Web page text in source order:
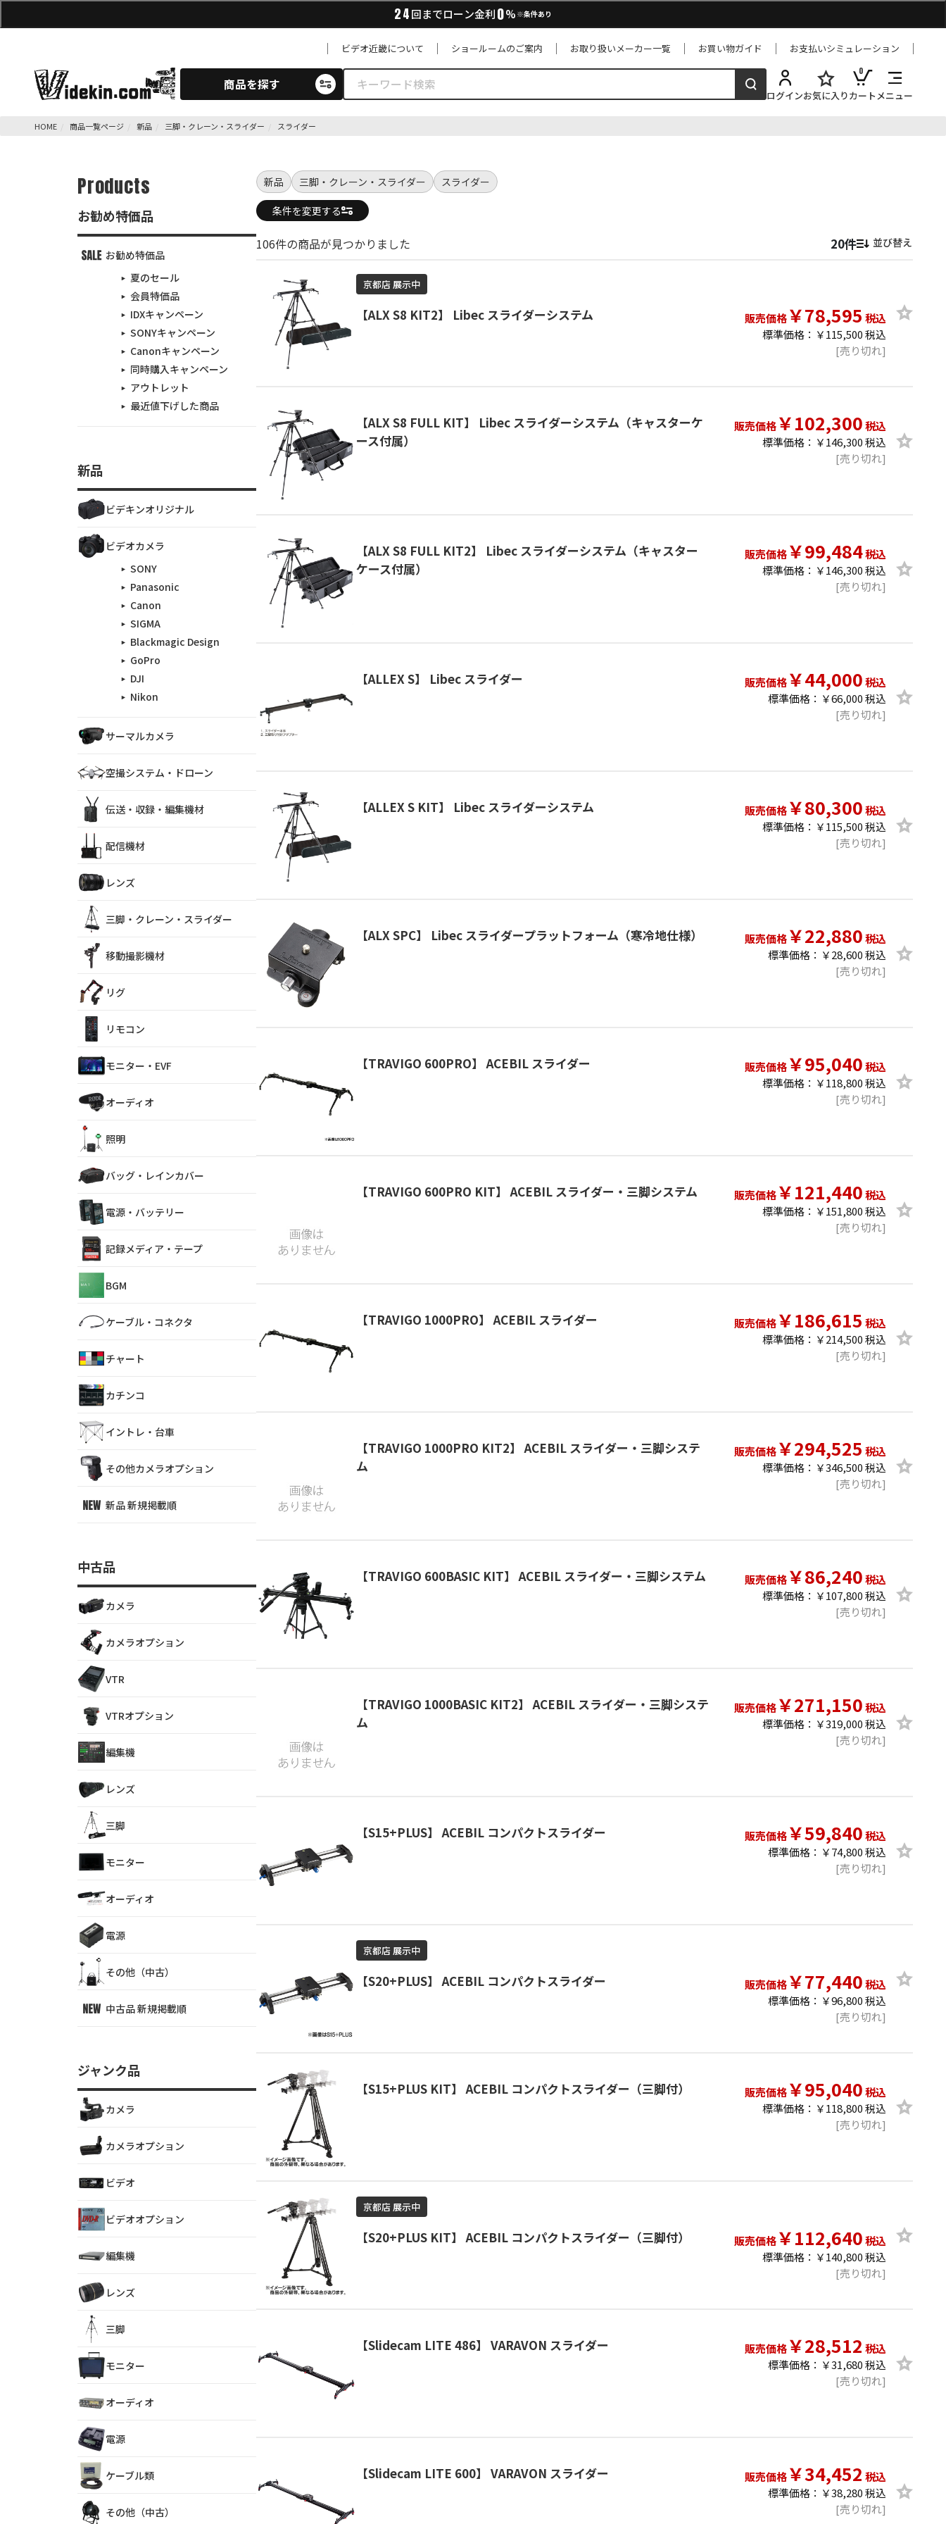
24回までローン金利0% ※条件あり
ビデオ近畿について ショールームのご案内 お取り扱いメーカー一覧 お買い物ガイド お支払いシミュレーション
商品を探す
ログインお気に入り
0
カートメニュー
HOME 商品一覧ページ 新品 三脚・クレーン・スライダー スライダー
新品 三脚・クレーン・スライダー スライダー
条件を変更する
106件の商品が見つかりました 並び替え
京都店 展示中
【ALX S8 KIT2】 Libec スライダーシステム 販売価格￥78,595 税込
標準価格：￥115,500 税込
[売り切れ]
【ALX S8 FULL KIT】 Libec スライダーシステム（キャスターケ
ース付属）
販売価格￥102,300税込
標準価格：￥146,300 税込
[売り切れ]
【ALX S8 FULL KIT2】 Libec スライダーシステム（キャスター
ケース付属）
販売価格￥99,484税込
標準価格：￥146,300 税込
[売り切れ]
【ALLEX S】 Libec スライダー 販売価格￥44,000税込
標準価格：￥66,000 税込
[売り切れ]
【ALLEX S KIT】 Libec スライダーシステム 販売価格￥80,300税込
標準価格：￥115,500 税込
[売り切れ]
【ALX SPC】 Libec スライダープラットフォーム（寒冷地仕様） 販売価格￥22,880税込
標準価格：￥28,600 税込
[売り切れ]
【TRAVIGO 600PRO】 ACEBIL スライダー 販売価格￥95,040税込
標準価格：￥118,800 税込
[売り切れ]
【TRAVIGO 600PRO KIT】 ACEBIL スライダー・三脚システム 販売価格￥121,440税込
標準価格：￥151,800 税込
[売り切れ]
【TRAVIGO 1000PRO】 ACEBIL スライダー 販売価格￥186,615 税込
標準価格：￥214,500 税込
[売り切れ]
【TRAVIGO 1000PRO KIT2】 ACEBIL スライダー・三脚システ
ム
販売価格￥294,525 税込
標準価格：￥346,500 税込
[売り切れ]
【TRAVIGO 600BASIC KIT】 ACEBIL スライダー・三脚システム 販売価格￥86,240税込
標準価格：￥107,800 税込
[売り切れ]
【TRAVIGO 1000BASIC KIT2】 ACEBIL スライダー・三脚システ
ム
販売価格￥271,150税込
標準価格：￥319,000 税込
[売り切れ]
【S15+PLUS】 ACEBIL コンパクトスライダー 販売価格￥59,840税込
標準価格：￥74,800 税込
[売り切れ]
京都店 展示中
【S20+PLUS】 ACEBIL コンパクトスライダー 販売価格￥77,440税込
標準価格：￥96,800 税込
[売り切れ]
【S15+PLUS KIT】 ACEBIL コンパクトスライダー（三脚付） 販売価格￥95,040税込
標準価格：￥118,800 税込
[売り切れ]
京都店 展示中
【S20+PLUS KIT】 ACEBIL コンパクトスライダー（三脚付） 販売価格￥112,640税込
標準価格：￥140,800 税込
[売り切れ]
【Slidecam LITE 486】 VARAVON スライダー 販売価格￥28,512 税込
標準価格：￥31,680 税込
[売り切れ]
【Slidecam LITE 600】 VARAVON スライダー 販売価格￥34,452 税込
標準価格：￥38,280 税込
[売り切れ]
Products
お勧め特価品
お勧め特価品
夏のセール
会員特価品
IDXキャンペーン
SONYキャンペーン
Canonキャンペーン
同時購入キャンペーン
アウトレット
最近値下げした商品
新品
ビデキンオリジナル
ビデオカメラ
SONY
Panasonic
Canon
SIGMA
Blackmagic Design
GoPro
DJI
Nikon
サーマルカメラ
空撮システム・ドローン
伝送・収録・編集機材
配信機材
レンズ
三脚・クレーン・スライダー
移動撮影機材
リグ
リモコン
モニター・EVF
オーディオ
照明
バッグ・レインカバー
電源・バッテリー
記録メディア・テープ
BGM
ケーブル・コネクタ
チャート
カチンコ
イントレ・台車
その他カメラオプション
新品 新規掲載順
中古品
カメラ
カメラオプション
VTR
VTRオプション
編集機
レンズ
三脚
モニター
オーディオ
電源
その他（中古）
中古品 新規掲載順
ジャンク品
カメラ
カメラオプション
ビデオ
ビデオオプション
編集機
レンズ
三脚
モニター
オーディオ
電源
ケーブル類
その他（中古）